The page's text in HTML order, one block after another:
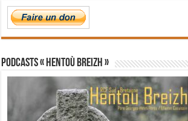
PODCASTS « Hentoù Breizh »